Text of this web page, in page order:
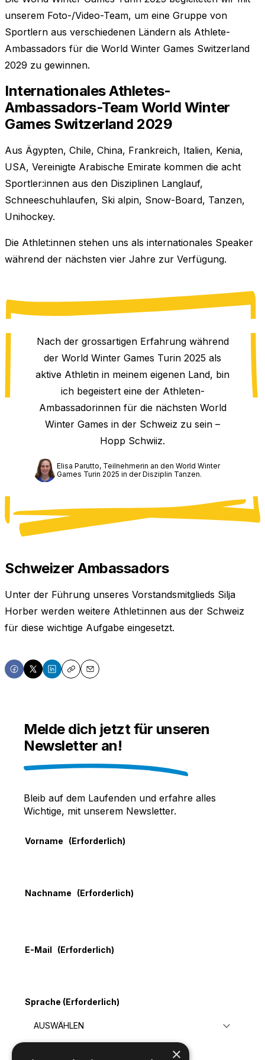
unserem Foto-/Video-Team, um eine Gruppe von
Sportlern aus verschiedenen Ländern als Athlete-
Ambassadors für die World Winter Games Switzerland
2029 zu gewinnen.
Internationales Athletes-
Ambassadors-Team World Winter
Games Switzerland 2029
Aus Ägypten, Chile, China, Frankreich, Italien, Kenia,
USA, Vereinigte Arabische Emirate kommen die acht
Sportler:innen aus den Disziplinen Langlauf,
Schneeschuhlaufen, Ski alpin, Snow-Board, Tanzen,
Unihockey.
Die Athlet:innen stehen uns als internationales Speaker
während der nächsten vier Jahre zur Verfügung.
Nach der grossartigen Erfahrung während
der World Winter Games Turin 2025 als
aktive Athletin in meinem eigenen Land, bin
ich begeistert eine der Athleten-
Ambassadorinnen für die nächsten World
Winter Games in der Schweiz zu sein –
Hopp Schwiiz.
Elisa Parutto, Teilnehmerin an den World Winter
Games Turin 2025 in der Disziplin Tanzen.
Schweizer Ambassadors
Unter der Führung unseres Vorstandsmitglieds Silja
Horber werden weitere Athlet:innen aus der Schweiz
für diese wichtige Aufgabe eingesetzt.
ShareShareShareCopyEmail
Melde dich jetzt für unseren
Newsletter an!
Bleib auf dem Laufenden und erfahre alles
Wichtige, mit unserem Newsletter.
(Erforderlich)
(Erforderlich)
(Erforderlich)
Sprache (Erforderlich)
×